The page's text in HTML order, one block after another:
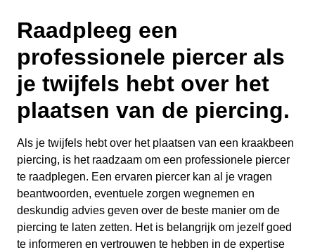
Raadpleeg een
professionele piercer als
je twijfels hebt over het
plaatsen van de piercing.
Als je twijfels hebt over het plaatsen van een kraakbeen
piercing, is het raadzaam om een professionele piercer
te raadplegen. Een ervaren piercer kan al je vragen
beantwoorden, eventuele zorgen wegnemen en
deskundig advies geven over de beste manier om de
piercing te laten zetten. Het is belangrijk om jezelf goed
te informeren en vertrouwen te hebben in de expertise